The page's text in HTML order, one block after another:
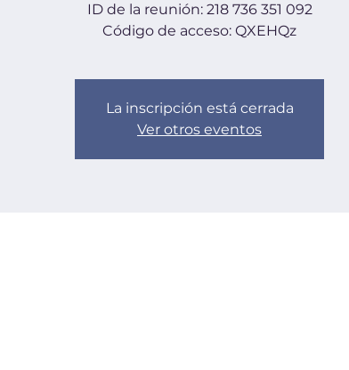
ID de la reunión: 218 736 351 092
La inscripción está cerrada
Ver otros eventos